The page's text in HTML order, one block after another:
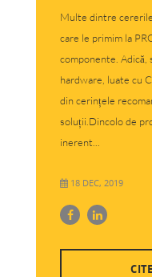
Multe dintre
care le primim la
componente. Adică,
hardware, luate cu
din cerințele
soluții.Dincolo de
inerent...
18 DEC, 2019